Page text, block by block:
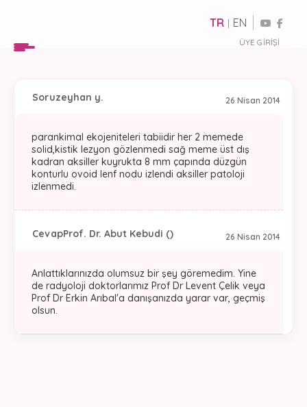
ÜYE GIRIŞI
TR | EN
26 Nisan 2014
Soruzeyhan y.
parankimal ekojeniteleri tabiidir her 2 memede
solid,kistik lezyon gözlenmedi sağ meme üst dış
kadran aksiller kuyrukta 8 mm çapında düzgün
konturlu ovoid lenf nodu izlendi aksiller patoloji
izlenmedi.
26 Nisan 2014
CevapProf. Dr. Abut Kebudi ()
Anlattıklarınızda olumsuz bir şey göremedim. Yine
de radyoloji doktorlarımız Prof Dr Levent Çelik veya
Prof Dr Erkin Arıbal'a danışanızda yarar var, geçmiş
olsun.